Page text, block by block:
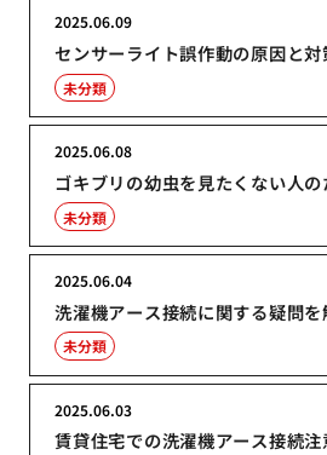
センサーライト誤作動の原因と対
2025.06.09
未分類
ゴキブリの幼虫を見たくない人
2025.06.08
未分類
洗濯機アース接続に関する疑問を
2025.06.04
未分類
賃貸住宅での洗濯機アース接続注
2025.06.03